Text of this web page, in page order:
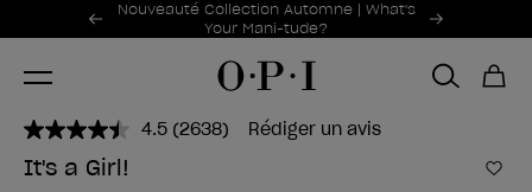
Offres promotionnelles
Nouveauté Collection Automne | What's
Your Mani-tude?
Item 1 of 2
4.5 Lire
(2638) Rédiger un avis
It's a Girl!